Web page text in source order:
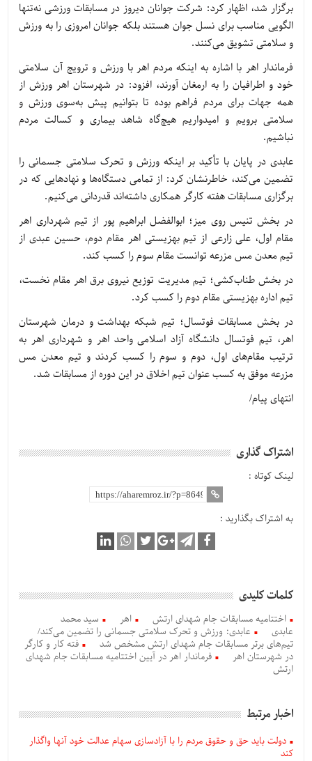
برگزار شد، اظهار کرد: شرکت جوانان دیروز در مسابقات ورزشی نه‌تنها
الگویی مناسب برای نسل جوان هستند بلکه جوانان امروزی را به ورزش
و سلامتی تشویق می‌کنند.
فرماندار اهر با اشاره به اینکه مردم اهر با ورزش و ترویج آن سلامتی
خود و اطرافیان را به ارمغان آورند، افزود: در شهرستان اهر ورزش از
همه جهات برای مردم فراهم بوده تا بتوانیم پیش به‌سوی ورزش و
سلامتی برویم و امیدواریم هیچ‌گاه شاهد بیماری و کسالت مردم
نباشیم.
عابدی در پایان با تأکید بر اینکه ورزش و تحرک سلامتی جسمانی را
تضمین می‌کند، خاطرنشان کرد: از تمامی دستگاه‌ها و نهادهایی که در
برگزاری مسابقات هفته کارگر همکاری داشته‌اند قدردانی می‌کنیم.
در بخش تنیس روی میز؛ ابوالفضل ابراهیم پور از تیم شهرداری اهر
مقام اول، علی زارعی از تیم بهزیستی اهر مقام دوم، حسین عبدی از
تیم معدن مس مزرعه توانست مقام سوم را کسب کند.
در بخش طناب‌کشی؛ تیم مدیریت توزیع نیروی برق اهر مقام نخست،
تیم اداره بهزیستی مقام دوم را کسب کرد.
در بخش مسابقات فوتسال؛ تیم شبکه بهداشت و درمان شهرستان
اهر، تیم فوتسال دانشگاه آزاد اسلامی واحد اهر و شهرداری اهر به
ترتیب مقام‌های اول، دوم و سوم را کسب کردند و تیم معدن مس
مزرعه موفق به کسب عنوان تیم اخلاق در این دوره از مسابقات شد.
انتهای پیام/
اشتراک گذاری
لینک کوتاه :
به اشتراک بگذارید :
کلمات کلیدی
اختتامیه مسابقات جام شهدای ارتش اهر
سید محمد
عابدی
عابدی: ورزش و تحرک سلامتی جسمانی را تضمین می‌کند/
تیم‌های برتر مسابقات جام شهدای ارتش مشخص شد
فته کار و کارگر
در شهرستان اهر
فرماندار اهر در آیین اختتامیه مسابقات جام شهدای
ارتش
اخبار مرتبط
دولت باید حق و حقوق مردم را با آزادسازی سهام عدالت خود آنها واگذار
کند